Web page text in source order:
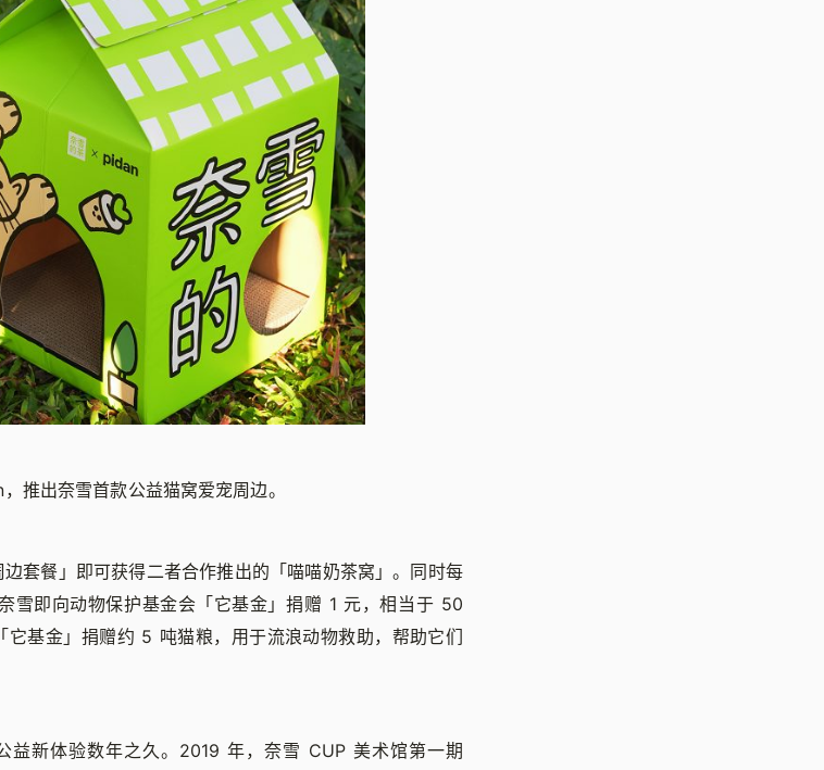
推出奈雪首款公益猫窝爱宠周边。
套餐」即可获得二者合作推出的「喵喵奶茶窝」。同时每
雪即向动物保护基金会「它基金」捐赠 1 元，相当于 50
它基金」捐赠约 5 吨猫粮，用于流浪动物救助，帮助它们
益新体验数年之久。2019 年，奈雪 CUP 美术馆第一期